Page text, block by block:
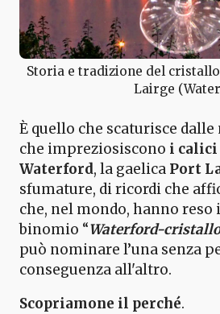
Storia e tradizione del
Lairge
È quello che scaturisce
che impreziosiscono i calici
Waterford, la gaelica Port
sfumature, di ricordi che
che, nel mondo, hanno
binomio “Waterford-cristallo
può nominare l’una senza
conseguenza all'altro.
Scopriamone il perché.